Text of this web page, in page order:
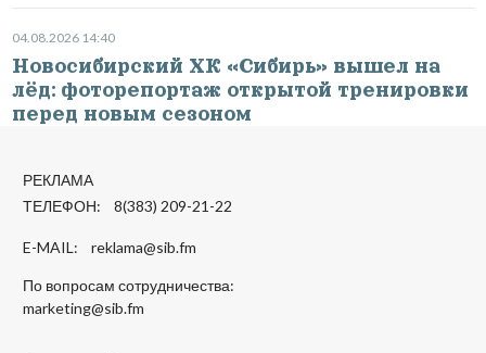
04.08.2026 14:40
Новосибирский ХК «Сибирь» вышел на
лёд: фоторепортаж открытой тренировки
перед новым сезоном
РЕКЛАМА
ТЕЛЕФОН: 8(383) 209-21-22
E-MAIL: reklama@sib.fm
По вопросам сотрудничества:
marketing@sib.fm